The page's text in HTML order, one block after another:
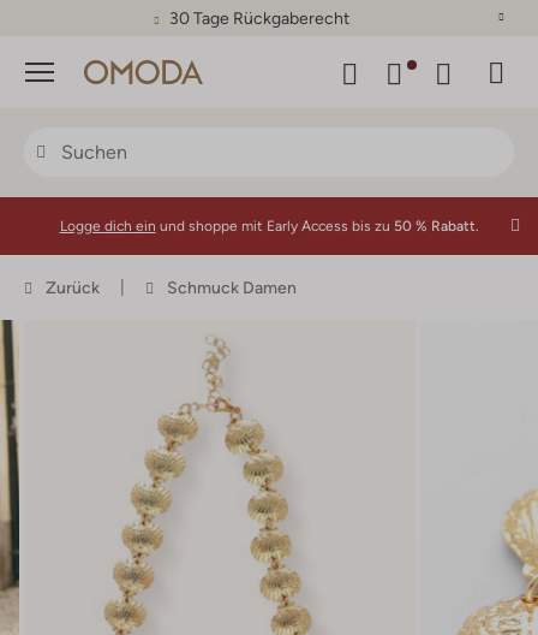
30 Tage Rückgaberecht
Menü
Logge dich ein und shoppe mit Early Access bis zu 50 % Rabatt.
Zurück Schmuck Damen